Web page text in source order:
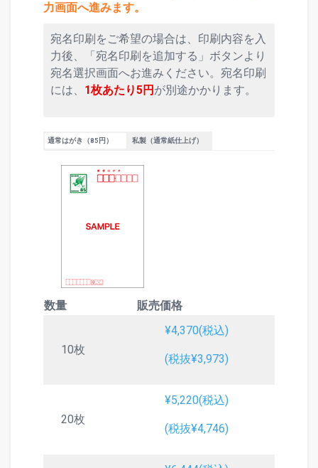
力画面へ進みます。
宛名印刷をご希望の場合は、印刷内容を入
力後、「宛名印刷を追加する」ボタンより
宛名選択画面へお進みください。宛名印刷
には、 1枚あたり5円 が別途かかります。
通常はがき（85円） 私製（通常紙仕上げ）
数量 販売価格
10枚
¥4,370(税込)
(税抜¥3,973)
20枚
¥5,220(税込)
(税抜¥4,746)